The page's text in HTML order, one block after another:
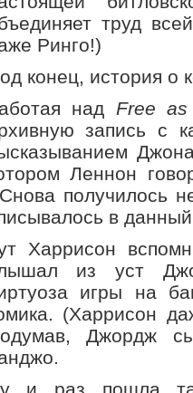
труд
Ринго!)
конец, история о
над Free
запись с
Леннон
получилось
в данный
Харрисон
из уст
игры на
(Харрисон
Джордж